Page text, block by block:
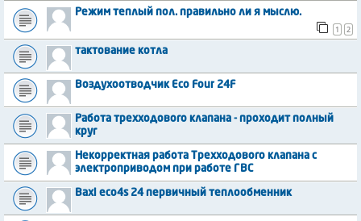
Режим теплый пол. правильно ли я мыслю.
1
2
тактование котла
Воздухоотводчик Eco Four 24F
Работа трехходового клапана - проходит полный
круг
Некорректная работа Трехходового клапана с
электроприводом при работе ГВС
Baxi eco4s 24 первичный теплообменник